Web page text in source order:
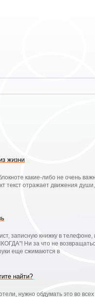
жизни
какие-либо не очень
текст отражает движения
записную книжку в телефоне,
Ни за что не
еще сжимаются в
найти?
нужно обдумать это во